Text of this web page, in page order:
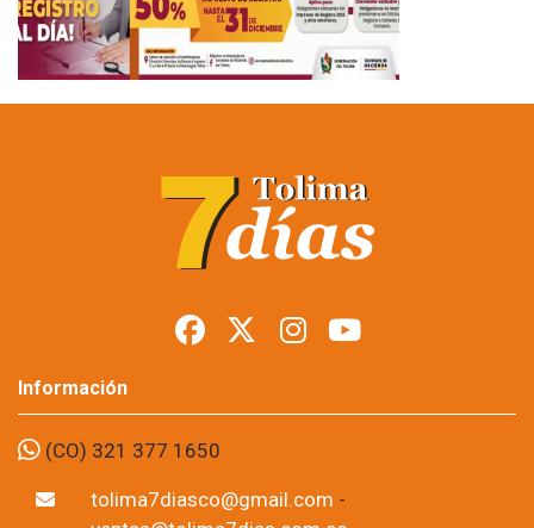
Información
(CO) 321 377 1650
tolima7diasco@gmail.com -